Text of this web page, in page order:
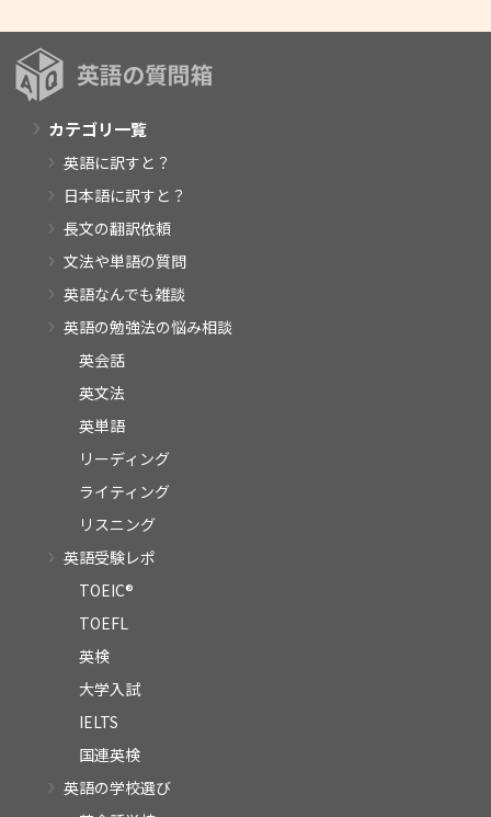
カテゴリ一覧
英語に訳すと？
日本語に訳すと？
長文の翻訳依頼
文法や単語の質問
英語なんでも雑談
英語の勉強法の悩み相談
英会話
英文法
英単語
リーディング
ライティング
リスニング
英語受験レポ
TOEIC®
TOEFL
英検
大学入試
IELTS
国連英検
英語の学校選び